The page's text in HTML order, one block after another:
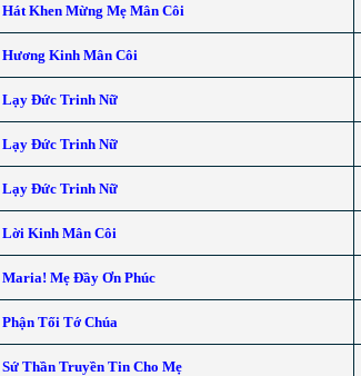
Hát Khen Mừng Mẹ Mân Côi
Hương Kinh Mân Côi
Lạy Đức Trinh Nữ
Lạy Đức Trinh Nữ
Lạy Đức Trinh Nữ
Lời Kinh Mân Côi
Maria! Mẹ Đầy Ơn Phúc
Phận Tối Tớ Chúa
Sứ Thần Truyền Tin Cho Mẹ